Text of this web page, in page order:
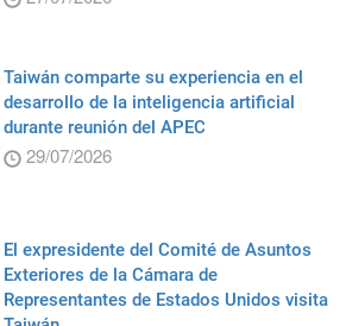
Taiwán comparte su experiencia en el
desarrollo de la inteligencia artificial
durante reunión del APEC
29/07/2026
El expresidente del Comité de Asuntos
Exteriores de la Cámara de
Representantes de Estados Unidos visita